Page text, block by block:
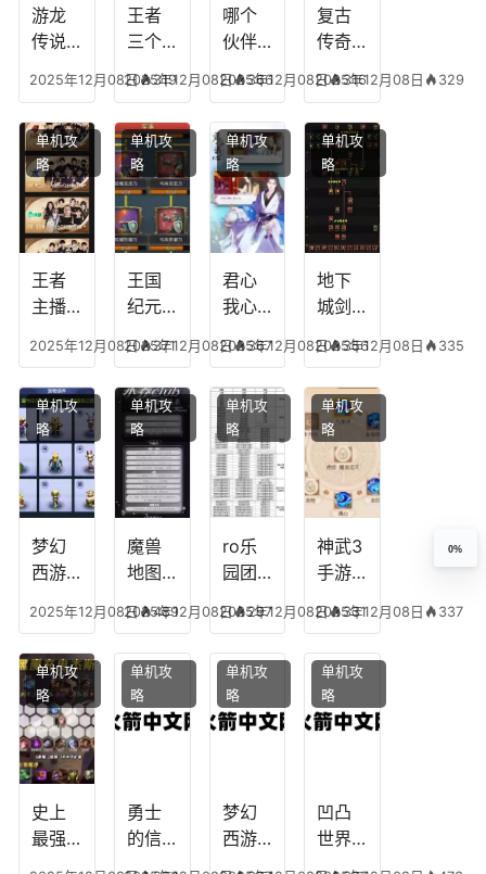
游龙
传说
能，
游龙
传说
多少
级能
挖矿
2025年12月08日 319
王者
三个
加
点，
王者
技能
可以
放三
个是
什么
模式
2025年12月08日 366
哪个
伙伴
心符
技
能，
失心
符命
中后
附加
五雷
2025年12月08日 316
复古
传奇
平民
搭配
阵
容，
复古
传奇
英雄
版哪
个组
合平
2025年12月08日 329
王者
主播
搭
配，
王者
最强
的主
播
2025年12月08日 371
单机攻
略
王国
纪元
搭
配，
王国
纪元
最强
2025年12月08日 367
单机攻
略
君心
我心
宫攻
略，
君心
我心
剧情
文本
2025年12月08日 356
单机攻
略
地下
城剑
能加
点
图，
地下
城剑
神用
什么
装备
2025年12月08日 335
单机攻
略
梦幻
西游
凡，
梦幻
十二
生肖
2025年12月08日 489
单机攻
略
魔兽
地图
任务
攻
略，
魔兽
世界
2025年12月08日 297
单机攻
略
ro乐
园团
附
魔，
乐园
团装
备任
2025年12月08日 331
单机攻
略
神武3
手游
辅助
技能
加
点，
神武
龙宫
怎么
2025年12月08日 337
单机攻
略
史上
最强
单机攻
略
勇士
的信
单机攻
略
梦幻
西游
单机攻
略
凹凸
世界
单机攻
略
0%